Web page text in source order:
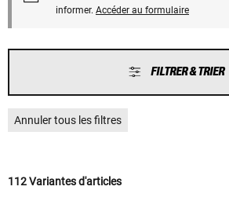
informer. Accéder au formulaire
FILTRER & TRIER
Annuler tous les filtres
112 Variantes d'articles